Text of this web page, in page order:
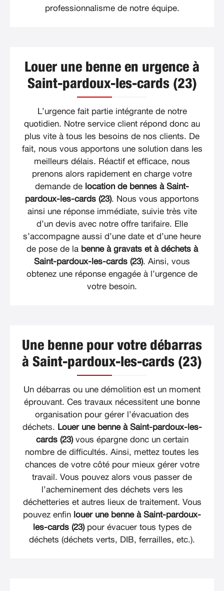
professionnalisme de notre équipe.
Louer une benne en urgence à
Saint-pardoux-les-cards (23)
L’urgence fait partie intégrante de notre
quotidien. Notre service client répond donc au
plus vite à tous les besoins de nos clients. De
fait, nous vous apportons une solution dans les
meilleurs délais. Réactif et efficace, nous
prenons alors rapidement en charge votre
demande de location de bennes à Saint-
pardoux-les-cards (23). Nous vous apportons
ainsi une réponse immédiate, suivie très vite
d’un devis avec notre offre tarifaire. Elle
s’accompagne aussi d’une date et d’une heure
de pose de la benne à gravats et à déchets à
Saint-pardoux-les-cards (23). Ainsi, vous
obtenez une réponse engagée à l’urgence de
votre besoin.
Une benne pour votre débarras
à Saint-pardoux-les-cards (23)
Un débarras ou une démolition est un moment
éprouvant. Ces travaux nécessitent une bonne
organisation pour gérer l’évacuation des
déchets. Louer une benne à Saint-pardoux-les-
cards (23)vous épargne donc un certain
nombre de difficultés. Ainsi, mettez toutes les
chances de votre côté pour mieux gérer votre
travail. Vous pouvez alors vous passer de
l’acheminement des déchets vers les
déchetteries et autres lieux de traitement. Vous
pouvez enfin louer une benne à Saint-pardoux-
les-cards (23)pour évacuer tous types de
déchets (déchets verts, DIB, ferrailles, etc.).